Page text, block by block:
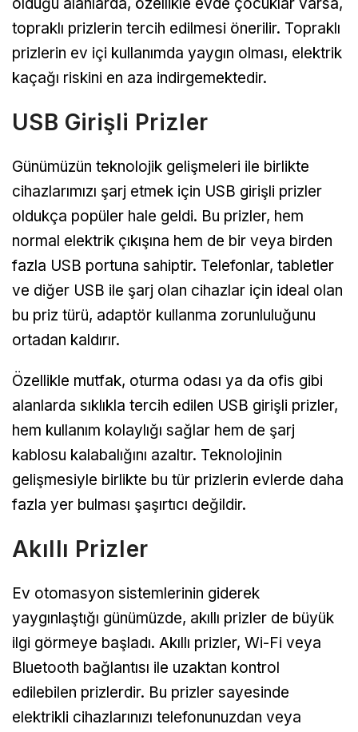
topraklı prizlerin tercih edilmesi önerilir. Topraklı
prizlerin ev içi kullanımda yaygın olması, elektrik
kaçağı riskini en aza indirgemektedir.
USB Girişli Prizler
Günümüzün teknolojik gelişmeleri ile birlikte
cihazlarımızı şarj etmek için USB girişli prizler
oldukça popüler hale geldi. Bu prizler, hem
normal elektrik çıkışına hem de bir veya birden
fazla USB portuna sahiptir. Telefonlar, tabletler
ve diğer USB ile şarj olan cihazlar için ideal olan
bu priz türü, adaptör kullanma zorunluluğunu
ortadan kaldırır.
Özellikle mutfak, oturma odası ya da ofis gibi
alanlarda sıklıkla tercih edilen USB girişli prizler,
hem kullanım kolaylığı sağlar hem de şarj
kablosu kalabalığını azaltır. Teknolojinin
gelişmesiyle birlikte bu tür prizlerin evlerde daha
fazla yer bulması şaşırtıcı değildir.
Akıllı Prizler
Ev otomasyon sistemlerinin giderek
yaygınlaştığı günümüzde, akıllı prizler de büyük
ilgi görmeye başladı. Akıllı prizler, Wi-Fi veya
Bluetooth bağlantısı ile uzaktan kontrol
edilebilen prizlerdir. Bu prizler sayesinde
elektrikli cihazlarınızı telefonunuzdan veya